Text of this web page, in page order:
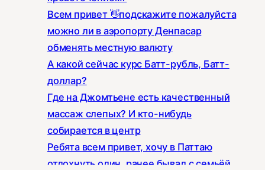
Всем привет 👋подскажите пожалуйста
можно ли в аэропорту Денпасар
обменять местную валюту
А какой сейчас курс Батт-рубль, Батт-
доллар?
Где на Джомтьене есть качественный
массаж слепых? И кто-нибудь
собирается в центр
Ребята всем привет, хочу в Паттаю
отдохнуть один, ранее бывал с семьёй